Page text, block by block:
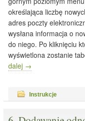
określająca liczbę
adres poczty
wysłana informacja o
do niego. Po kliknięciu
wyświetlona zostanie
dalej →
Instrukcje